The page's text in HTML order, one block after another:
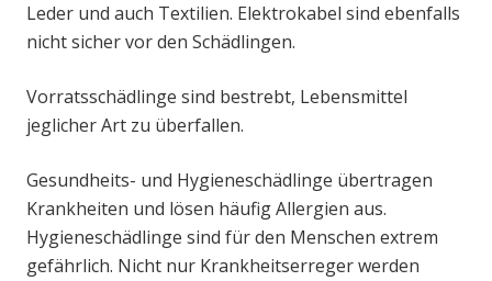
Leder und auch Textilien. Elektrokabel sind ebenfalls
nicht sicher vor den Schädlingen.
Vorratsschädlinge sind bestrebt, Lebensmittel
jeglicher Art zu überfallen.
Gesundheits- und Hygieneschädlinge übertragen
Krankheiten und lösen häufig Allergien aus.
Hygieneschädlinge sind für den Menschen extrem
gefährlich. Nicht nur Krankheitserreger werden